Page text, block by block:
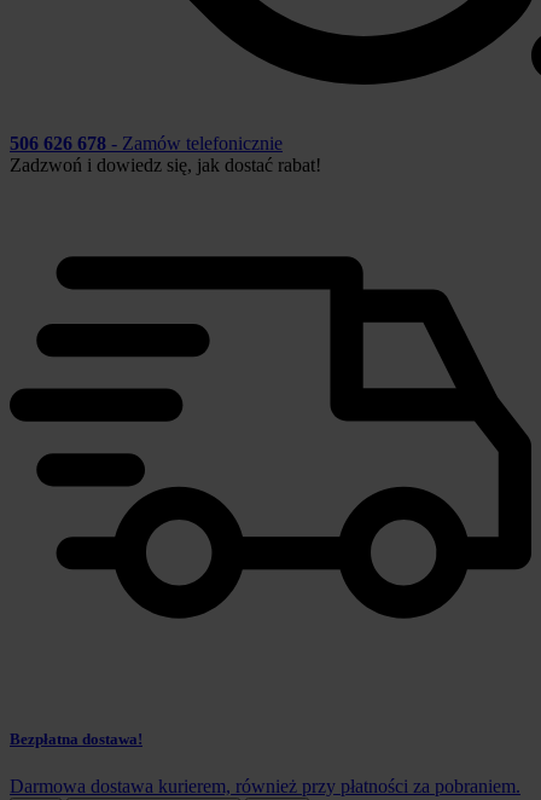
506 626 678 - Zamów telefonicznie
Zadzwoń i dowiedz się, jak dostać rabat!
Bezpłatna dostawa!
Darmowa dostawa kurierem, również przy płatności za pobraniem.